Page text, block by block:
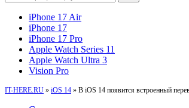
iPhone 17 Air
iPhone 17
iPhone 17 Pro
Apple Watch Series 11
Apple Watch Ultra 3
Vision Pro
IT-HERE.RU » iOS 14 » В iOS 14 появится встроенный